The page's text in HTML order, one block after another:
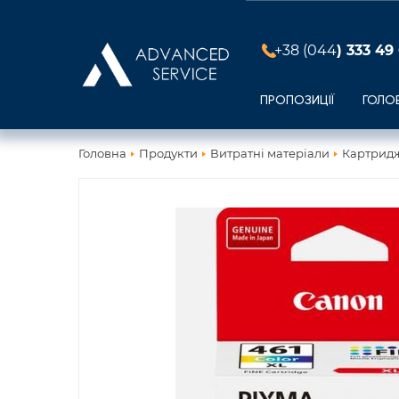
+38 (044) 333 49
ПРОПОЗИЦІЇ
Головна Продукти Витратні матеріали